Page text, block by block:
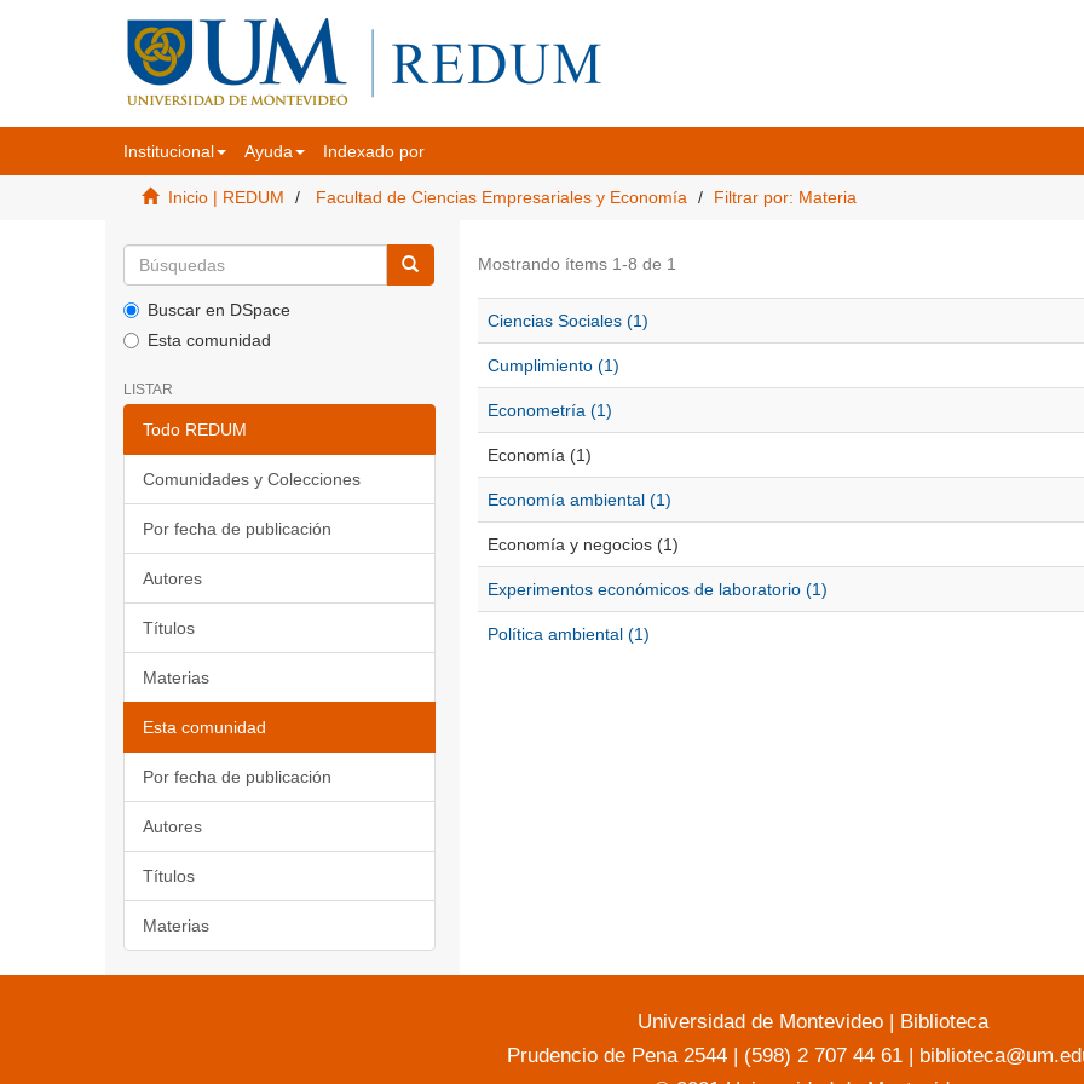
Institucional Ayuda Indexado por
Inicio | REDUM Facultad de Ciencias Empresariales y Economía Filtrar por: Materia
Buscar en DSpace
Esta comunidad
LISTAR
Todo REDUM
Comunidades y Colecciones
Por fecha de publicación
Autores
Títulos
Materias
Esta comunidad
Por fecha de publicación
Autores
Títulos
Materias
Mostrando ítems 1-8 de 1
Ciencias Sociales (1)
Cumplimiento (1)
Econometría (1)
Economía (1)
Economía ambiental (1)
Economía y negocios (1)
Experimentos económicos de laboratorio (1)
Política ambiental (1)
Universidad de Montevideo | Biblioteca
Prudencio de Pena 2544 | (598) 2 707 44 61 |